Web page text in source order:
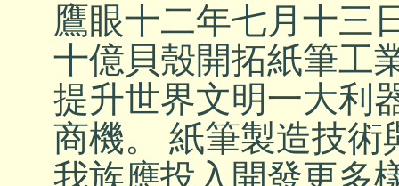
鷹眼十二年七月十三
十億貝殼開拓紙筆工
提升世界文明一大利
商機。 紙筆製造技術
我族應投入開發更多